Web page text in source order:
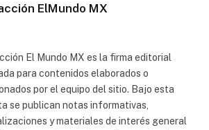
ElMundo MX
El Mundo MX es la firma editorial
para contenidos elaborados o
por el equipo del sitio. Bajo esta
se publican notas informativas,
y materiales de interés general